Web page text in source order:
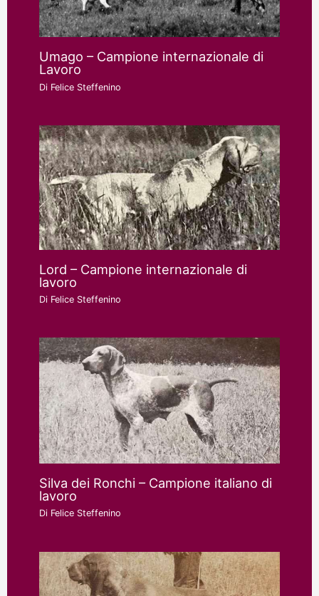
Umago – Campione internazionale di
Lavoro
Di Felice Steffenino
Lord – Campione internazionale di
lavoro
Di Felice Steffenino
Silva dei Ronchi – Campione italiano di
lavoro
Di Felice Steffenino